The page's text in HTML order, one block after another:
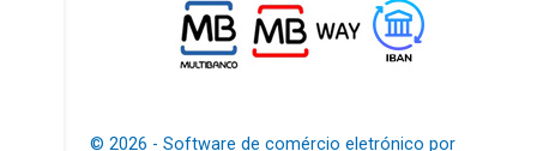
© 2026 - Software de comércio eletrónico por